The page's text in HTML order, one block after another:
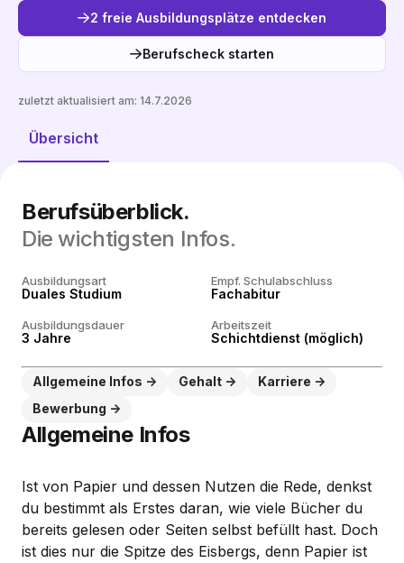
2 freie Ausbildungsplätze entdecken
Berufscheck starten
Übersicht
zuletzt aktualisiert am: 14.7.2026
Berufsüberblick.
Die wichtigsten Infos.
Ausbildungsart
Duales Studium
Empf. Schulabschluss
Fachabitur
Ausbildungsdauer
3 Jahre
Arbeitszeit
Schichtdienst (möglich)
Allgemeine Infos Gehalt
Karriere
Bewerbung
Allgemeine Infos
Ist von Papier und dessen Nutzen die Rede, denkst
du bestimmt als Erstes daran, wie viele Bücher du
bereits gelesen oder Seiten selbst befüllt hast. Doch
ist dies nur die Spitze des Eisbergs, denn Papier ist